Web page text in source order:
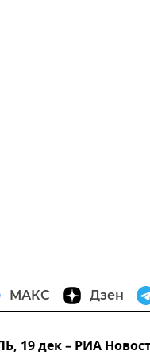
МАКС Дзен
19 дек – РИА